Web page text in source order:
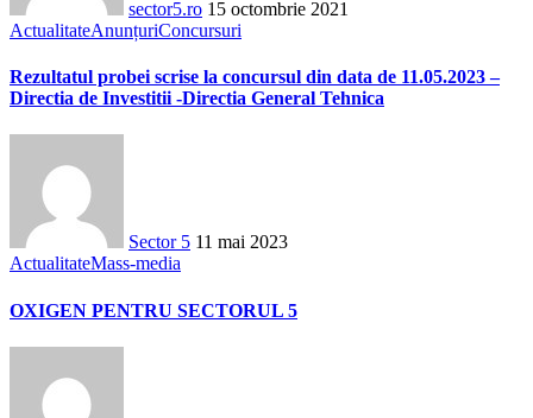
sector5.ro 15 octombrie 2021
ActualitateAnunțuriConcursuri
Rezultatul probei scrise la concursul din data de 11.05.2023 –
Directia de Investitii -Directia General Tehnica
Sector 5 11 mai 2023
ActualitateMass-media
OXIGEN PENTRU SECTORUL 5